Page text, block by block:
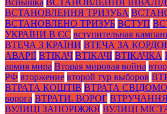
Вспышка ВСТАНОВЛЕННЯ
ВСТАНОВЛЕННЯ ТРИЗУБА
ВСТАНОВЛЕНО ТРИЗУБ ВСТУП
УКРАЇНИ В ЄС вступительная
ВТЕЧА З КРАЇНИ ВТЕЧА ЗА
АВАРІЇ ВТІКАЧ ВТІКАЧІ ВТІКАЧКА
армия мира Вторая мировая война
РФ вторжение второй тур выборов
ВТРАТА КОШТІВ ВТРАТА
ворога ВТРАТИ. ВОРОГ ВТРУЧАННЯ
ВУЛИЦІ ЗАПОРІЖЖЯ ВУЛИЦІ